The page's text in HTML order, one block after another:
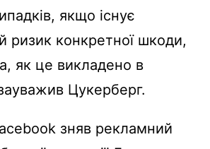
якщо існує
ризик конкретної шкоди,
як це викладено в
Цукерберг.
зняв рекламний